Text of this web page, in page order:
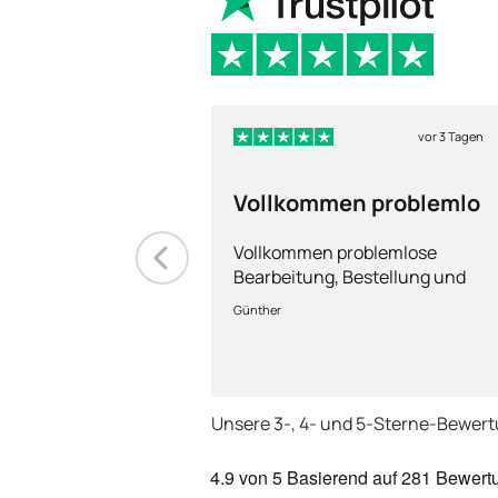
vor 3 Tagen
Vollkommen problemlo
Vollkommen problemlose
Bearbeitung, Bestellung und
Lieferung
Günther
Unsere 3-, 4- und 5-Sterne-
4.9 von 5 Basierend auf281